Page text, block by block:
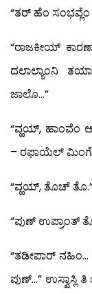
“ತರ್ ಹೆಂ ಸಂಭವ್ಲೆಂ
“ರಾಜಕೀಯ್
ದಲಾಲ್ಯಾಂನಿ
ಜಾಲೊ…”
“ವ್ಹಯ್, ಹಾಂವೆಂ
– ರಫಾಯೆಲ್
“ವ್ಹಯ್, ತೊಚ್
“ಪುಣ್ ಉಪ್ರಾಂತ್
“ತಡೀಪಾರ್
ಪುಣ್…” ಉಸ್ವಾಸ್ಲಿ